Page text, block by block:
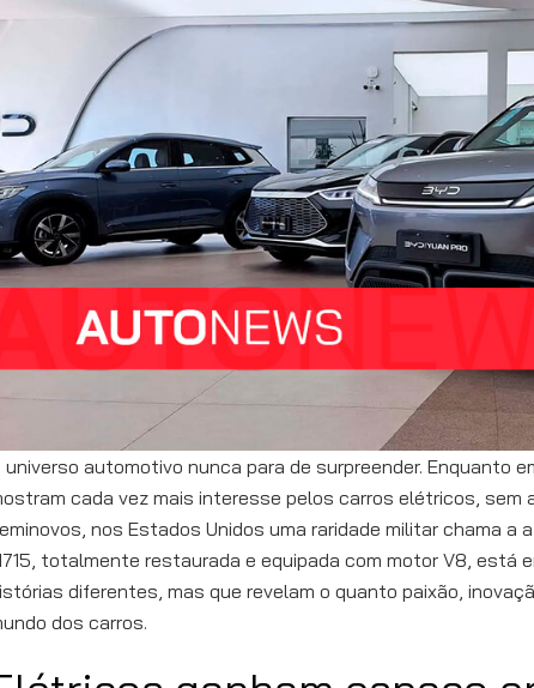
universo automotivo nunca para de surpreender. Enquanto
cada vez mais interesse pelos carros elétricos, sem
nos Estados Unidos uma raridade militar chama a
totalmente restaurada e equipada com motor V8, está
diferentes, mas que revelam o quanto paixão,
dos carros.